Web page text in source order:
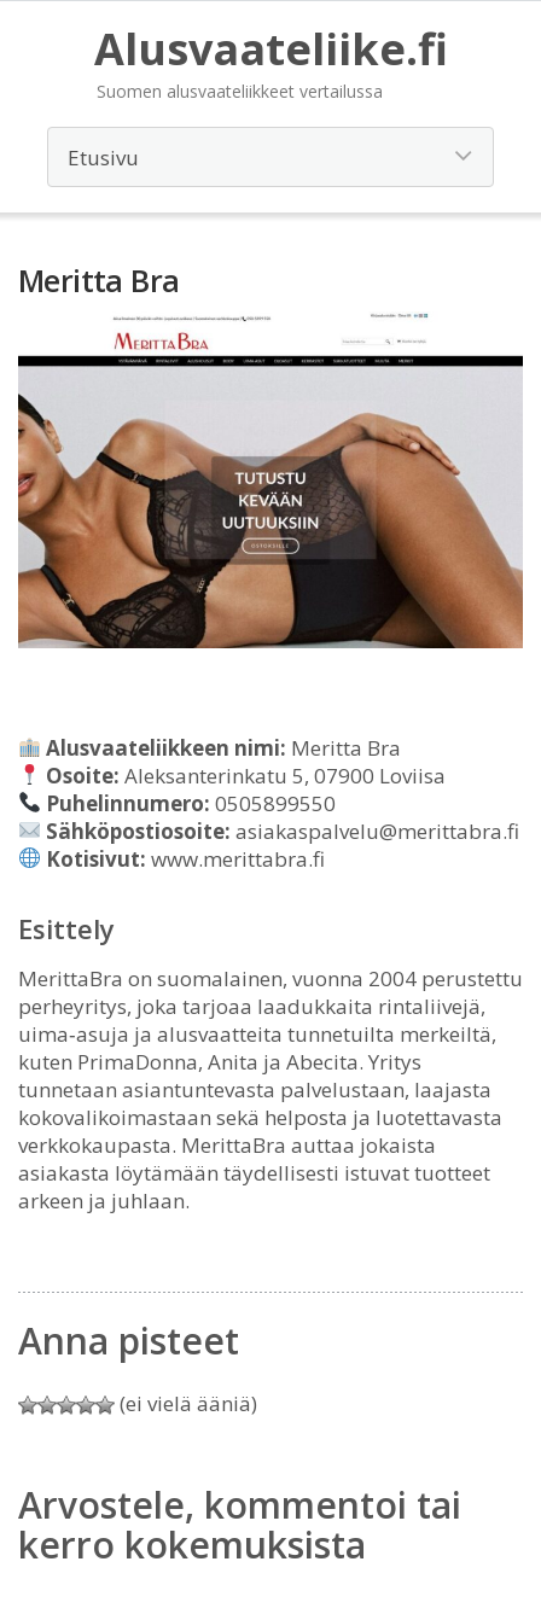
Alusvaateliike.fi
Suomen alusvaateliikkeet vertailussa
Meritta Bra
Alusvaateliikkeen nimi: Meritta Bra
Osoite: Aleksanterinkatu 5, 07900 Loviisa
Puhelinnumero: 0505899550
Sähköpostiosoite: asiakaspalvelu@merittabra.fi
Kotisivut: www.merittabra.fi
Esittely
MerittaBra on suomalainen, vuonna 2004 perustettu
perheyritys, joka tarjoaa laadukkaita rintaliivejä,
uima‑asuja ja alusvaatteita tunnetuilta merkeiltä,
kuten PrimaDonna, Anita ja Abecita. Yritys
tunnetaan asiantuntevasta palvelustaan, laajasta
kokovalikoimastaan sekä helposta ja luotettavasta
verkkokaupasta. MerittaBra auttaa jokaista
asiakasta löytämään täydellisesti istuvat tuotteet
arkeen ja juhlaan.
Anna pisteet
(ei vielä ääniä)
Arvostele, kommentoi tai
kerro kokemuksista